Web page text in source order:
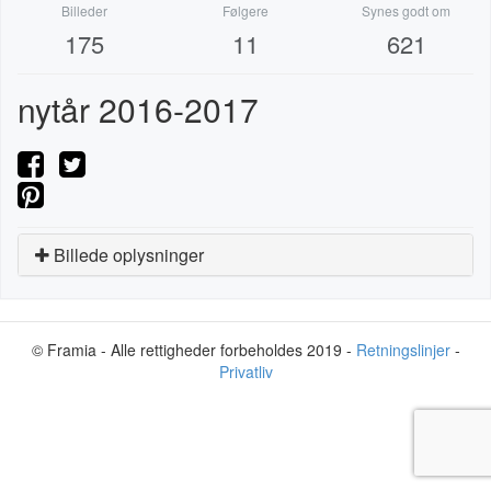
Billeder
175
Følgere
11
Synes godt om
621
nytår 2016-2017
Billede oplysninger
© Framia - Alle rettigheder forbeholdes 2019 - Retningslinjer-
Privatliv